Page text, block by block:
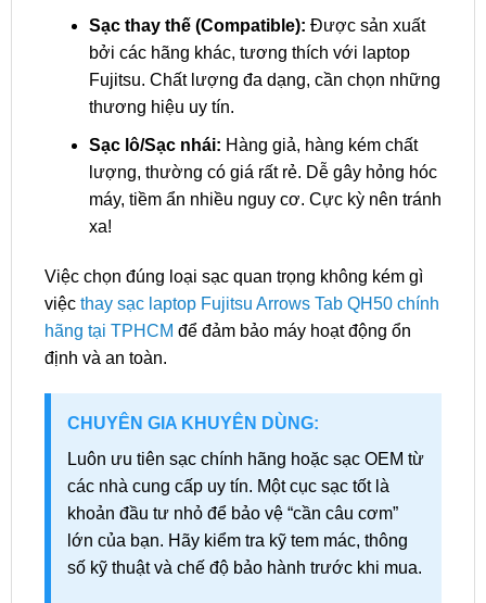
Sạc thay thế (Compatible): Được sản xuất
bởi các hãng khác, tương thích với laptop
Fujitsu. Chất lượng đa dạng, cần chọn những
thương hiệu uy tín.
Sạc lô/Sạc nhái: Hàng giả, hàng kém chất
lượng, thường có giá rất rẻ. Dễ gây hỏng hóc
máy, tiềm ẩn nhiều nguy cơ. Cực kỳ nên tránh
xa!
Việc chọn đúng loại sạc quan trọng không kém gì
việc thay sạc laptop Fujitsu Arrows Tab QH50 chính
hãng tại TPHCM để đảm bảo máy hoạt động ổn
định và an toàn.
CHUYÊN GIA KHUYÊN DÙNG:
Luôn ưu tiên sạc chính hãng hoặc sạc OEM từ
các nhà cung cấp uy tín. Một cục sạc tốt là
khoản đầu tư nhỏ để bảo vệ “cần câu cơm”
lớn của bạn. Hãy kiểm tra kỹ tem mác, thông
số kỹ thuật và chế độ bảo hành trước khi mua.